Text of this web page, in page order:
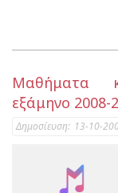
Μαθήματα
εξάμηνο 2008-
Δημοσίευση: 13-10-